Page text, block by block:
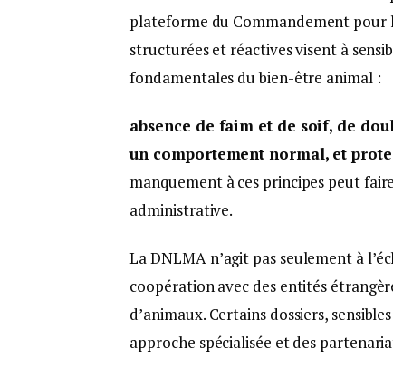
plateforme du Commandement pour
structurées et réactives visent à
fondamentales du bien-être animal :
absence de faim et de soif, de
un comportement normal, et
manquement à ces principes peut
administrative.
La DNLMA n’agit pas seulement à
coopération avec des entités
d’animaux. Certains dossiers,
approche spécialisée et des